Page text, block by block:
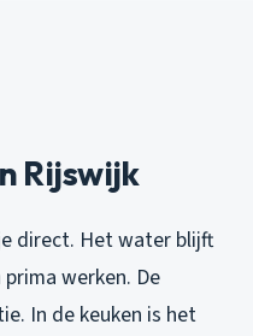
Rijswijk
direct. Het water blijft
werken. De
In de keuken is het